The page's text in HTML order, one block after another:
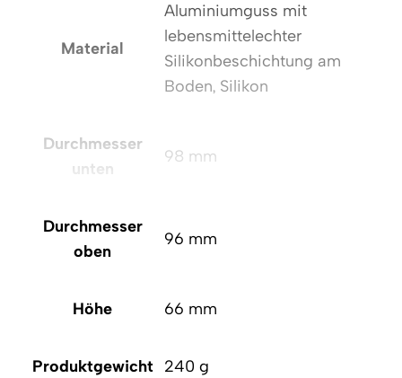
Material
Aluminiumguss mit
lebensmittelechter
Silikonbeschichtung am
Boden, Silikon
Durchmesser
unten
98 mm
Durchmesser
oben
96 mm
Höhe 66 mm
Produktgewicht 240 g